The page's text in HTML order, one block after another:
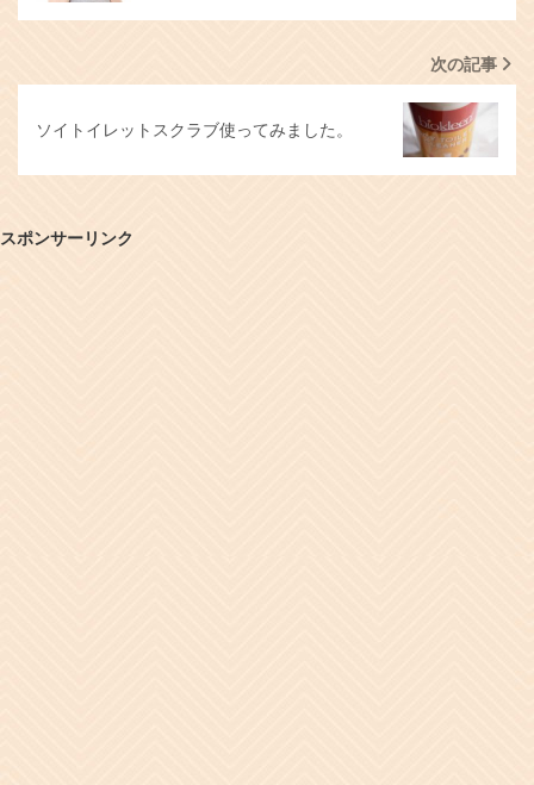
次の記事
ソイトイレットスクラブ使ってみました。
スポンサーリンク